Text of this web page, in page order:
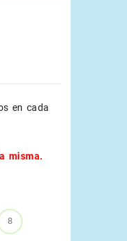
en cada
misma.
8